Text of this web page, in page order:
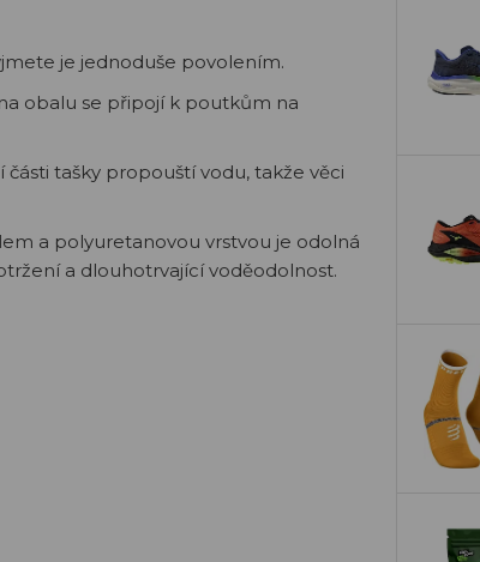
je jednoduše povolením.
obalu se připojí k poutkům na
části tašky propouští vodu, takže věci
a polyuretanovou vrstvou je odolná
a dlouhotrvající voděodolnost.